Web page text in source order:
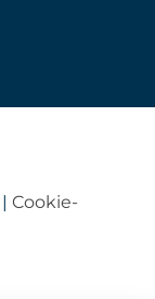
| Cookie-